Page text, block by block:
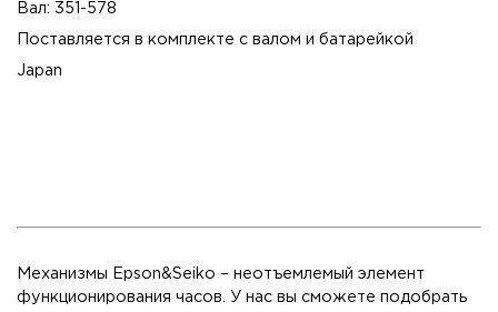
Вал: 351-578
Поставляется в комплекте с валом и батарейкой
Japan
Механизмы Epson&Seiko – неотъемлемый элемент
функционирования часов. У нас вы сможете подобрать